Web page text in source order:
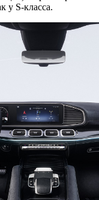
у S-класса.